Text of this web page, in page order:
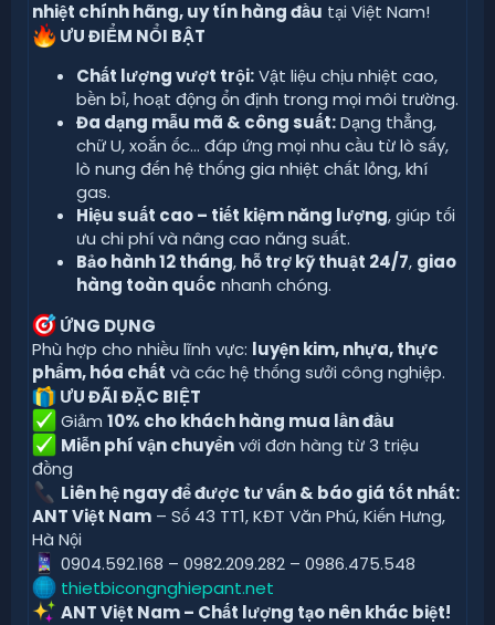
nhiệt chính hãng, uy tín hàng đầu tại Việt Nam!
ƯU ĐIỂM NỔI BẬT
Chất lượng vượt trội:Vật liệu chịu nhiệt cao,
bền bỉ, hoạt động ổn định trong mọi môi trường.
Đa dạng mẫu mã & công suất:Dạng thẳng,
chữ U, xoắn ốc… đáp ứng mọi nhu cầu từ lò sấy,
lò nung đến hệ thống gia nhiệt chất lỏng, khí
gas.
Hiệu suất cao – tiết kiệm năng lượng, giúp tối
ưu chi phí và nâng cao năng suất.
Bảo hành 12 tháng, hỗ trợ kỹ thuật 24/7, giao
hàng toàn quốc nhanh chóng.
ỨNG DỤNG
Phù hợp cho nhiều lĩnh vực: luyện kim, nhựa, thực
phẩm, hóa chất và các hệ thống sưởi công nghiệp.
ƯU ĐÃI ĐẶC BIỆT
Giảm 10% cho khách hàng mua lần đầu
Miễn phí vận chuyểnvới đơn hàng từ 3 triệu
đồng
Liên hệ ngay để được tư vấn & báo giá tốt nhất:
ANT Việt Nam – Số 43 TT1, KĐT Văn Phú, Kiến Hưng,
Hà Nội
0904.592.168 – 0982.209.282 – 0986.475.548
thietbicongnghiepant.net
ANT Việt Nam – Chất lượng tạo nên khác biệt!